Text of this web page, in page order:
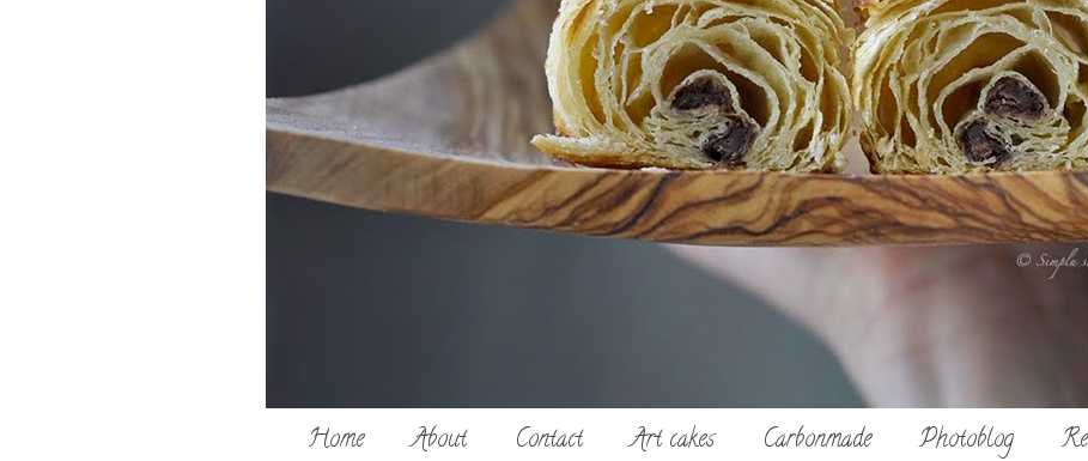
Home About Contact Art cakes Carbonmade Photoblog